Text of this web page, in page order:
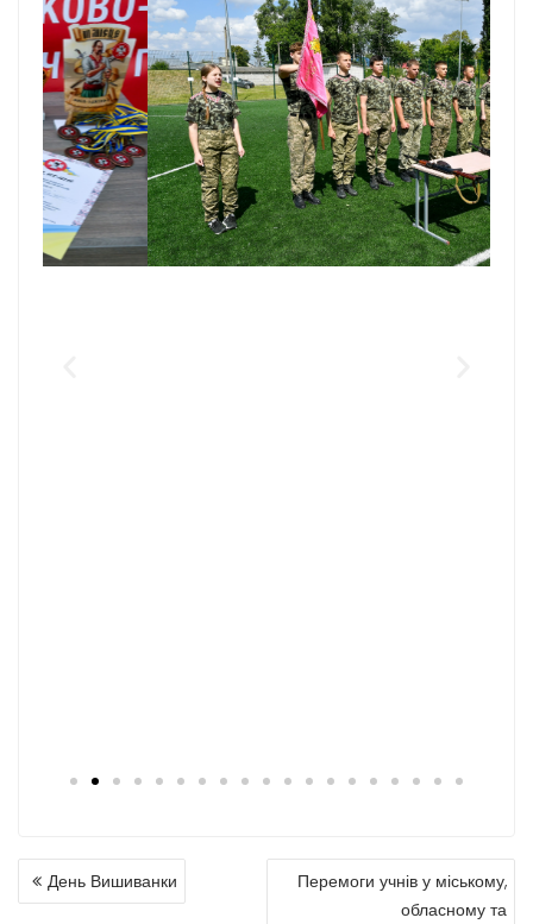
День Вишиванки
Перемоги учнів у міському,
обласному та